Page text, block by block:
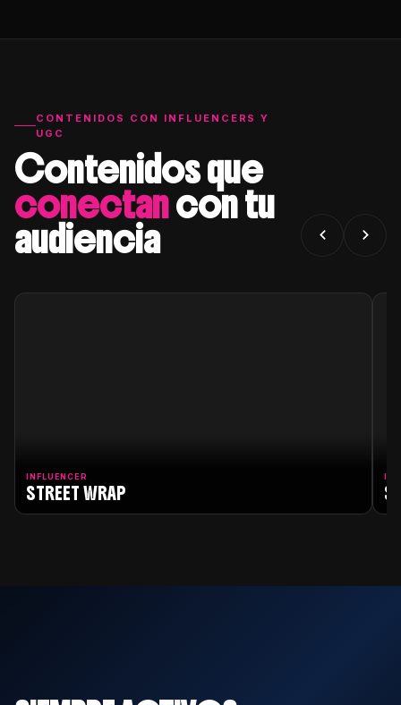
CONTENIDOS CON INFLUENCERS Y
UGC
Contenidos que
conectancon tu
audiencia
INFLUENCER
STREET WRAP